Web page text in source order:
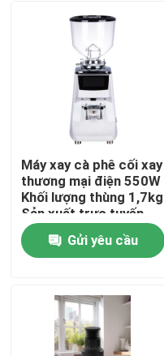
Nhà
Hướng dẫn VR
Máy xay cà phê cối xay
thương mại điện 550W
Khối lượng thùng 1,7kg
Sản xuất trực tuyến
Gửi yêu cầu